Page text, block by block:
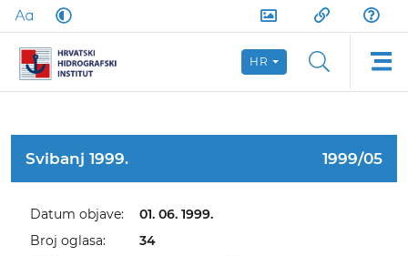
HR
Svibanj 1999. 1999/05
Datum objave:
01. 06. 1999.
Broj oglasa:
34